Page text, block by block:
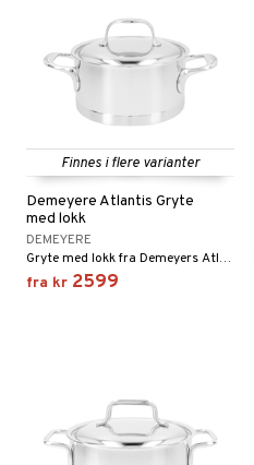
Finnes i flere varianter
Demeyere Atlantis Gryte
med lokk
DEMEYERE
Gryte med lokk fra Demeyers Atlantis -serie.
fra kr 2599